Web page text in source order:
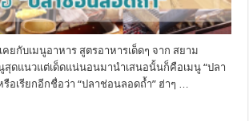
ยกับเมนูอาหาร สูตรอาหารเด็ดๆ จาก สยาม
ดแนวแต่เด็ดแน่นอนมานำเสนอนั้นก็คือเมนู “ปลา
อเรียกอีกชื่อว่า “ปลาช่อนลอดถ้ำ” ฮ่าๆ …